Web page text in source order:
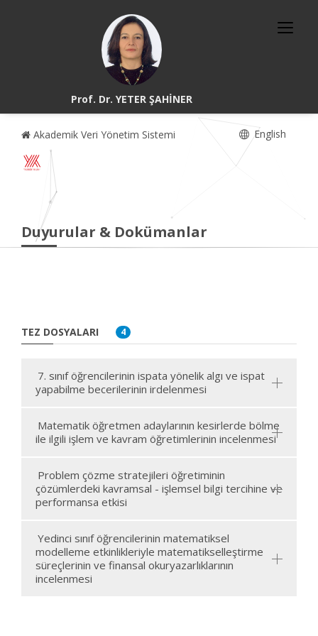
Prof. Dr. YETER ŞAHİNER
Akademik Veri Yönetim Sistemi English
Duyurular & Dokümanlar
TEZ DOSYALARI 4
7. sınıf öğrencilerinin ispata yönelik algı ve ispat
yapabilme becerilerinin irdelenmesi
Matematik öğretmen adaylarının kesirlerde bölme
ile ilgili işlem ve kavram öğretimlerinin incelenmesi
Problem çözme stratejileri öğretiminin
çözümlerdeki kavramsal - işlemsel bilgi tercihine ve
performansa etkisi
Yedinci sınıf öğrencilerinin matematiksel
modelleme etkinlikleriyle matematikselleştirme
süreçlerinin ve finansal okuryazarlıklarının
incelenmesi